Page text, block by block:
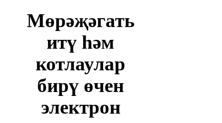
Мөрәҗәгать
итү һәм
котлаулар
бирү өчен
электрон